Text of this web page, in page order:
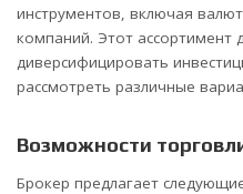
инструментов, включая
компаний. Этот ассортимент
диверсифицировать
рассмотреть различные
Возможности
Брокер предлагает